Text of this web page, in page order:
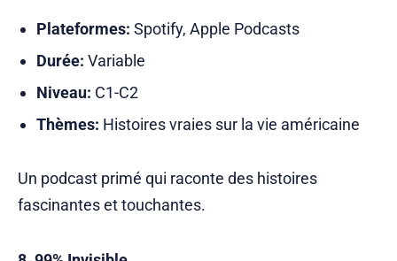
Plateformes: Spotify, Apple Podcasts
Durée: Variable
Niveau: C1-C2
Thèmes: Histoires vraies sur la vie américaine
Un podcast primé qui raconte des histoires
fascinantes et touchantes.